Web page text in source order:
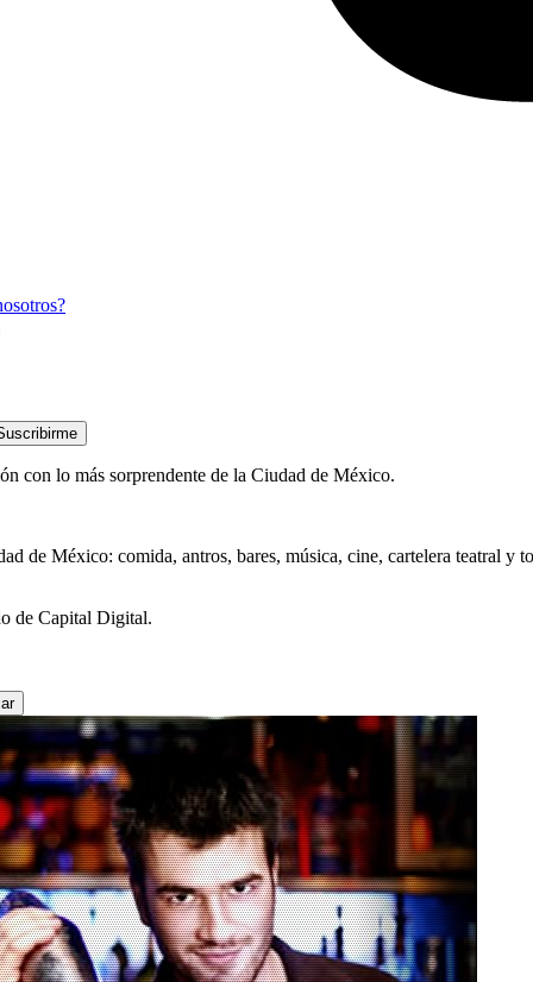
con lo más sorprendente de la Ciudad de México.
de México: comida, antros, bares, música, cine, cartelera teatral y
de Capital Digital.